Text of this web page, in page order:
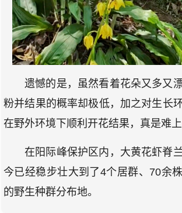
遗憾的是，虽然看着花朵又多又
粉并结果的概率却极低，加之对生长
在野外环境下顺利开花结果，真是难上
在阳际峰保护区内，大黄花虾脊
今已经稳步壮大到了4个居群、70余
的野生种群分布地。